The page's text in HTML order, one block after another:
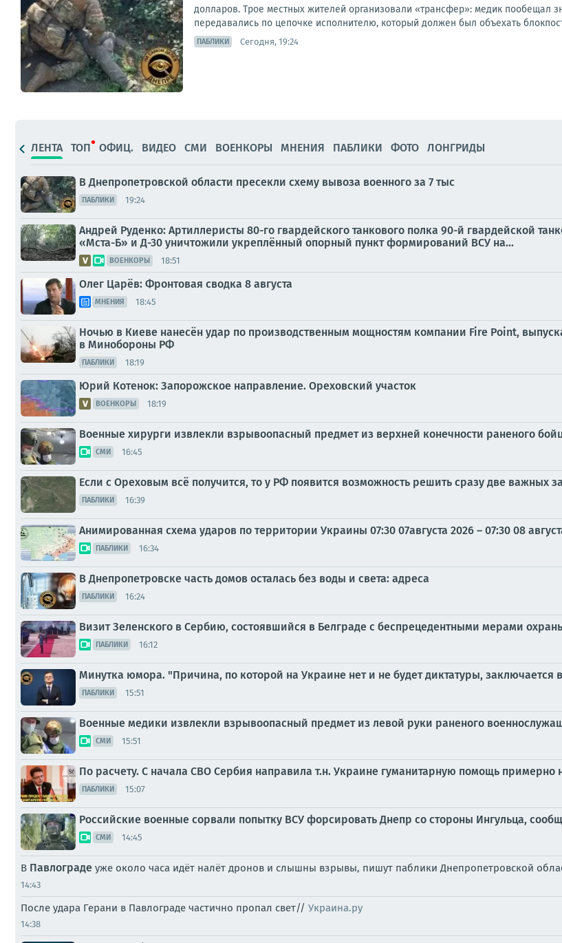
долларов. Трое местных жителей организовали «трансфер»: медик пообещал
передавались по цепочке исполнителю, который должен был объехать
ПАБЛИКИ Сегодня, 19:24
ЛЕНТА ТОП ОФИЦ. ВИДЕО СМИ ВОЕНКОРЫ МНЕНИЯ ПАБЛИКИ ФОТО ЛОНГРИДЫ
В Днепропетровской области пресекли схему вывоза военного за 7 тыс
ПАБЛИКИ 19:24
Андрей Руденко: Артиллеристы 80-го гвардейского танкового полка 90-й гвардейской
«Мста-Б» и Д-30 уничтожили укреплённый опорный пункт формирований ВСУ на...
ВОЕНКОРЫ 18:51
Олег Царёв: Фронтовая сводка 8 августа
МНЕНИЯ 18:45
Ночью в Киеве нанесён удар по производственным мощностям компании Fire Point,
в Минобороны РФ
ПАБЛИКИ 18:19
Юрий Котенок: Запорожское направление. Ореховский участок
ВОЕНКОРЫ 18:19
Военные хирурги извлекли взрывоопасный предмет из верхней конечности раненого
СМИ 16:45
Если с Ореховым всё получится, то у РФ появится возможность решить сразу две важных
ПАБЛИКИ 16:39
Анимированная схема ударов по территории Украины 07:30 07августа 2026 – 07:30 08
ПАБЛИКИ 16:34
В Днепропетровске часть домов осталась без воды и света: адреса
ПАБЛИКИ 16:24
Визит Зеленского в Сербию, состоявшийся в Белграде с беспрецедентными мерами
ПАБЛИКИ 16:12
Минутка юмора. "Причина, по которой на Украине нет и не будет диктатуры,
ПАБЛИКИ 15:51
Военные медики извлекли взрывоопасный предмет из левой руки раненого
СМИ 15:51
По расчету. С начала СВО Сербия направила т.н. Украине гуманитарную помощь
ПАБЛИКИ 15:07
Российские военные сорвали попытку ВСУ форсировать Днепр со стороны Ингульца,
СМИ 14:45
В Павлограде уже около часа идёт налёт дронов и слышны взрывы, пишут паблики Днепропетровской
14:43
После удара Герани в Павлограде частично пропал свет// Украина.ру
14:38